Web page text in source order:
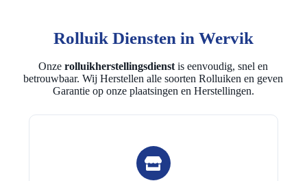
Rolluik Diensten in Wervik
Onzerolluikherstellingsdienst is eenvoudig, snel en
betrouwbaar. Wij Herstellen alle soorten Rolluiken en geven
Garantie op onze plaatsingen en Herstellingen.